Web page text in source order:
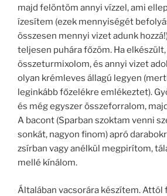
majd felöntöm annyi vízzel, ami
ízesítem (ezek mennyiségét
összesen mennyi vizet adunk
teljesen puhára főzöm. Ha
összeturmixolom, és annyi vizet
olyan krémleves állagú legyen
leginkább főzelékre emlékeztet).
és még egyszer összeforralom,
A bacont (Sparban szoktam venni
sonkát, nagyon finom) apró
zsírban vagy anélkül megpirítom,
mellé kínálom.
Általában vacsorára készítem. Attól